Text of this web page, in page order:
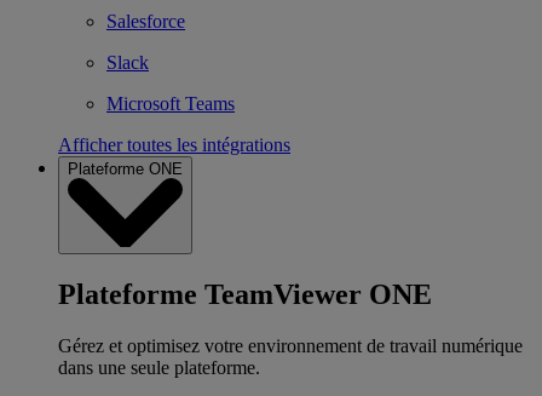
Salesforce
Slack
Microsoft Teams
Afficher toutes les intégrations
Plateforme ONE
Plateforme TeamViewer ONE
Gérez et optimisez votre environnement de travail numérique
dans une seule plateforme.